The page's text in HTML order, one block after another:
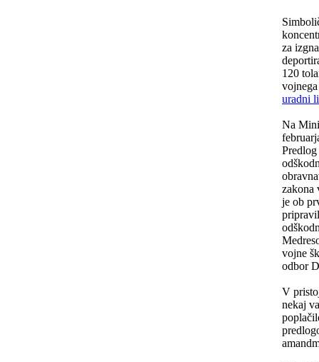
za
120
uradni
Na
zakona
je ob
vojne
odbor
V
nekaj